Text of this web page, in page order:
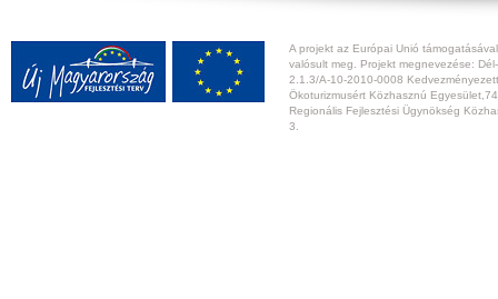
A projekt az Európai Unió
valósult meg. Projekt megnevezése:
2.1.3/A-10-2010-0008
Ökoturizmusért Közhasznú
Regionális Fejlesztési Ügynökség
3.